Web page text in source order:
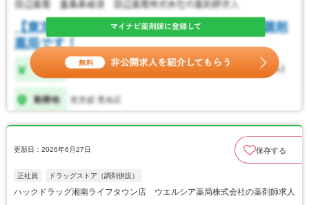
更新日：2026年6月27日 保存する
正社員 ドラッグストア（調剤併設）
ハックドラッグ湘南ライフタウン店 ウエルシア薬局株式会社の薬剤師求人